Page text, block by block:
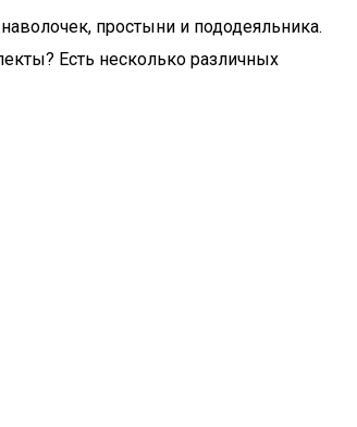
простыни и пододеяльника.
Есть несколько различных